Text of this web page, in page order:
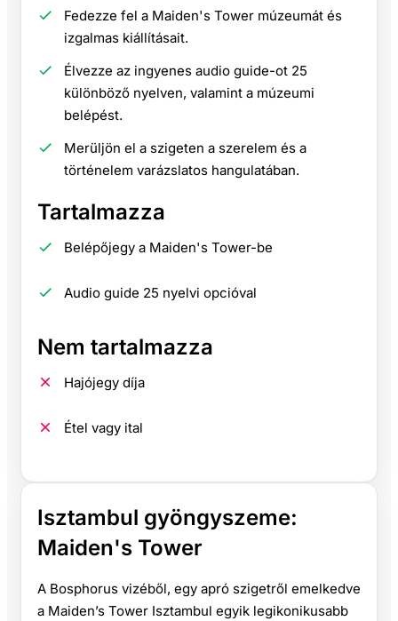
Fedezze fel a Maiden's Tower múzeumát és
izgalmas kiállításait.
Élvezze az ingyenes audio guide-ot 25
különböző nyelven, valamint a múzeumi
belépést.
Merüljön el a szigeten a szerelem és a
történelem varázslatos hangulatában.
Tartalmazza
Belépőjegy a Maiden's Tower-be
Audio guide 25 nyelvi opcióval
Nem tartalmazza
Hajójegy díja
Étel vagy ital
Isztambul gyöngyszeme:
Maiden's Tower
A Bosphorus vizéből, egy apró szigetről emelkedve
a Maiden’s Tower Isztambul egyik legikonikusabb